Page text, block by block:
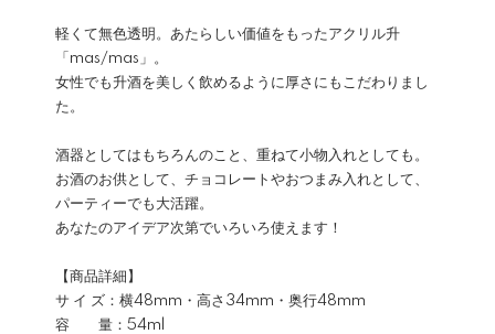
軽くて無色透明。あたらしい価値をもったアクリル升
「mas/mas」。
女性でも升酒を美しく飲めるように厚さにもこだわりまし
た。
酒器としてはもちろんのこと、重ねて小物入れとしても。
お酒のお供として、チョコレートやおつまみ入れとして、
パーティーでも大活躍。
あなたのアイデア次第でいろいろ使えます！
【商品詳細】
サ イ ズ：横48mm・高さ34mm・奥行48mm
容 量：54ml